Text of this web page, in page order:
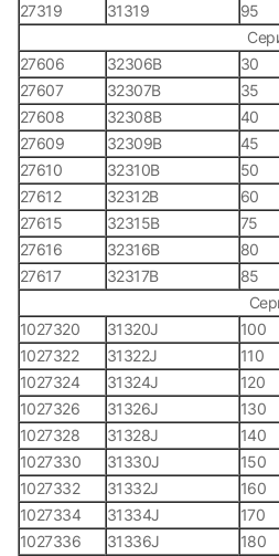
27319
31319 95
27606
32306B 30
27607
32307B 35
27608
32308B 40
27609
32309B 45
27610
32310B 50
27612
32312B 60
27615
32315B 75
27616
32316B 80
27617
32317B 85
1027320
31320J 100
1027322
31322J 110
1027324
31324J 120
1027326
31326J 130
1027328
31328J 140
1027330
31330J 150
1027332
31332J 160
1027334
31334J 170
1027336
31336J 180